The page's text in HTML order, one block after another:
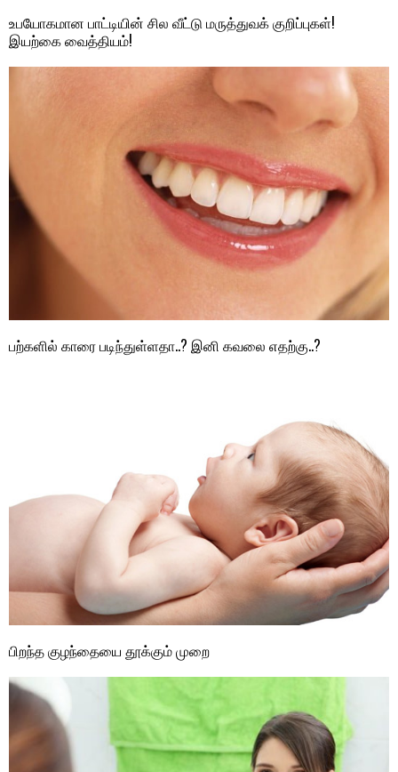
உபயோகமான‌ பாட்டியின் சில‌ வீட்டு மருத்துவக் குறிப்புகள்!
இய‌ற்கை வைத்தியம்!
பற்களில் காரை படிந்துள்ளதா..? இனி கவலை எதற்கு..?
பிறந்த குழந்தையை தூக்கும் முறை